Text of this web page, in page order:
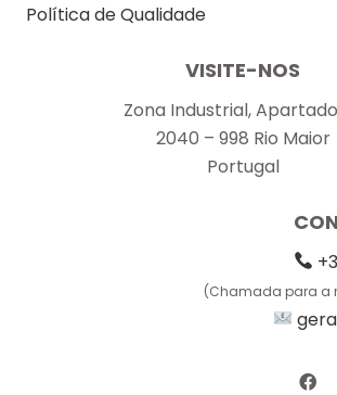
Política de Qualidade
VISITE-NOS
Zona Industrial, Apartado
2040 – 998 Rio Maior
Portugal
(Chamada para a